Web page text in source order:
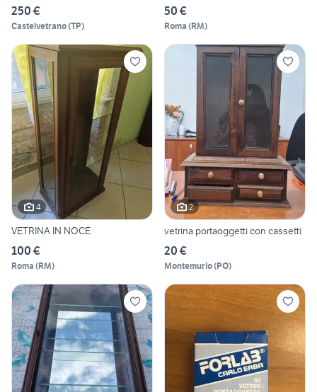
250 €
Castelvetrano(TP)
50 €
Roma (RM)
4
VETRINA IN NOCE
100 €
Roma (RM)
2
vetrina portaoggetti con cassetti
20 €
Montemurlo(PO)